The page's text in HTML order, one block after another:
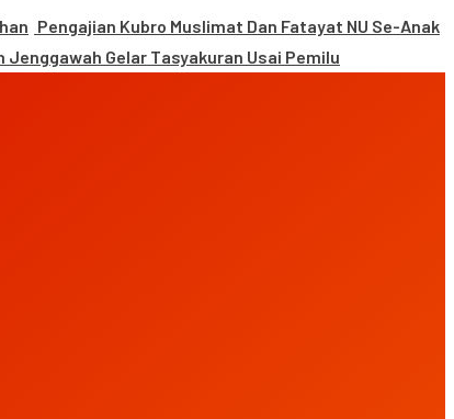
Pengajian Kubro Muslimat Dan Fatayat NU Se-Anak
Gelar Tasyakuran Usai Pemilu